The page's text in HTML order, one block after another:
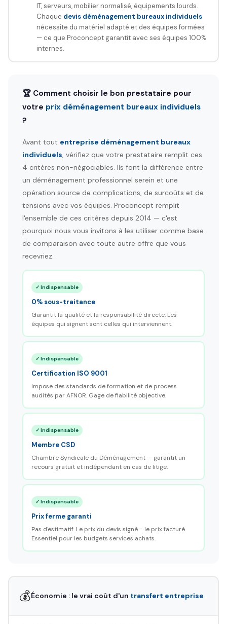
IT, serveurs, mobilier normalisé, équipements lourds.
Chaque devis déménagement bureaux individuels
nécessite du matériel adapté et des équipes formées
— ce que Proconcept garantit avec ses équipes 100%
internes.
🏆 Comment choisir le bon prestataire pour
votre prix déménagement bureaux individuels
?
Avant tout entreprise déménagement bureaux
individuels, vérifiez que votre prestataire remplit ces
4 critères non-négociables. Ils font la différence entre
un déménagement professionnel serein et une
opération source de complications, de surcoûts et de
tensions avec vos équipes. Proconcept remplit
l'ensemble de ces critères depuis 2014 — c'est
pourquoi nous vous invitons à les utiliser comme base
de comparaison avec toute autre offre que vous
recevriez.
✓ Indispensable
0% sous-traitance
Garantit la qualité et la responsabilité directe. Les
équipes qui signent sont celles qui interviennent.
✓ Indispensable
Certification ISO 9001
Impose des standards de formation et de process
audités par AFNOR. Gage de fiabilité objective.
✓ Indispensable
Membre CSD
Chambre Syndicale du Déménagement — garantit un
recours gratuit et indépendant en cas de litige.
✓ Indispensable
Prix ferme garanti
Pas d'estimatif. Le prix du devis signé = le prix facturé.
Essentiel pour les budgets services achats.
💰Économie : le vrai coût d'un transfert entreprise